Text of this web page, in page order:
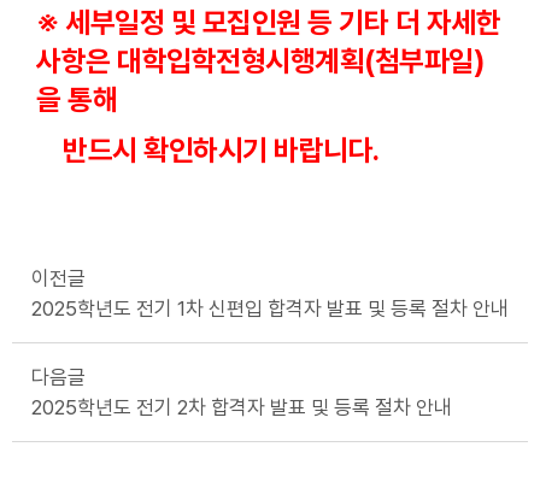
※ 세부일정 및 모집인원 등 기타 더 자세한
사항은 대학입학전형시행계획(첨부파일)
을 통해
반드시 확인하시기 바랍니다.
이전글
2025학년도 전기 1차 신편입 합격자 발표 및 등록 절차 안내
다음글
2025학년도 전기 2차 합격자 발표 및 등록 절차 안내